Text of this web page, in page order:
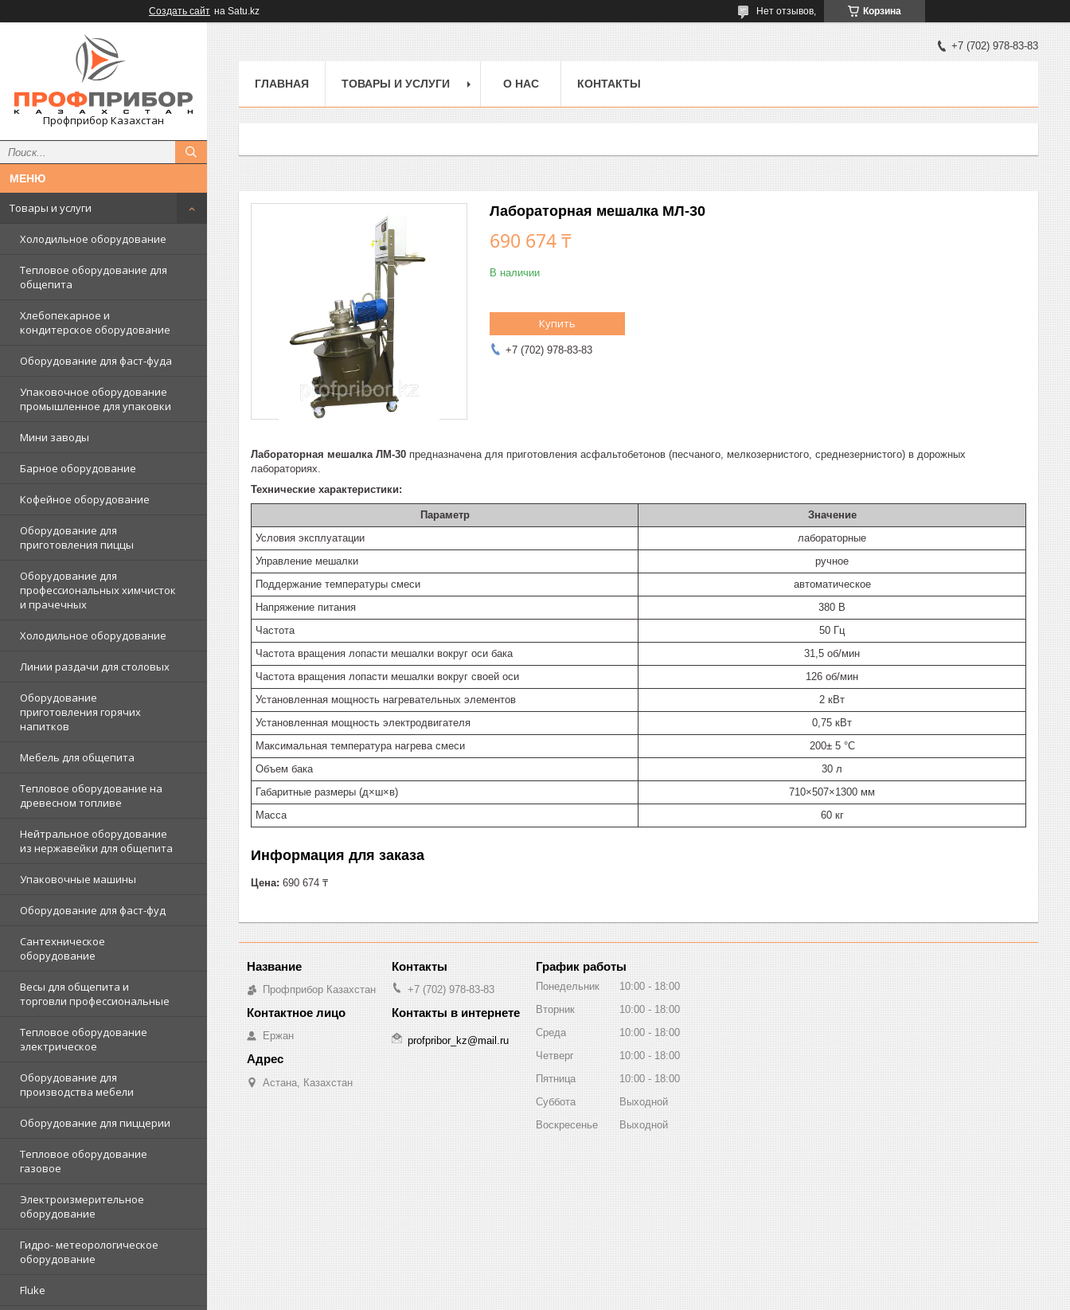
Создать сайт на Satu.kz Корзина
Нет отзывов,
Профприбор Казахстан
Товары и услуги
Холодильное оборудование
Тепловое оборудование для
общепита
Хлебопекарное и
кондитерское оборудование
Оборудование для фаст-фуда
Упаковочное оборудование
промышленное для упаковки
Мини заводы
Барное оборудование
Кофейное оборудование
Оборудование для
приготовления пиццы
Оборудование для
профессиональных химчисток
и прачечных
Холодильное оборудование
Линии раздачи для столовых
Оборудование
приготовления горячих
напитков
Мебель для общепита
Тепловое оборудование на
древесном топливе
Нейтральное оборудование
из нержавейки для общепита
Упаковочные машины
Оборудование для фаст-фуд
Сантехническое
оборудование
Весы для общепита и
торговли профессиональные
Тепловое оборудование
электрическое
Оборудование для
производства мебели
Оборудование для пиццерии
Тепловое оборудование
газовое
Электроизмерительное
оборудование
Гидро- метеорологическое
оборудование
Fluke
+7 (702) 978-83-83
ГЛАВНАЯ ТОВАРЫ И УСЛУГИ О НАС КОНТАКТЫ
Лабораторная мешалка МЛ-30
690 674 ₸
В наличии
Купить
+7 (702) 978-83-83
Лабораторная мешалка ЛМ-30 предназначена для приготовления асфальтобетонов (песчаного, мелкозернистого, среднезернистого) в дорожных
лабораториях.
Технические характеристики:
Параметр
Значение
Условия эксплуатации
лабораторные
Управление мешалки
ручное
Поддержание температуры смеси
автоматическое
Напряжение питания
380 В
Частота
50 Гц
Частота вращения лопасти мешалки вокруг оси бака
31,5 об/мин
Частота вращения лопасти мешалки вокруг своей оси
126 об/мин
Установленная мощность нагревательных элементов
2 кВт
Установленная мощность электродвигателя
0,75 кВт
Максимальная температура нагрева смеси
200± 5 °С
Объем бака
30 л
Габаритные размеры (д×ш×в)
710×507×1300 мм
Масса
60 кг
Информация для заказа
Цена: 690 674 ₸
Профприбор Казахстан
Ержан
Астана, Казахстан
+7 (702) 978-83-83
profpribor_kz@mail.ru
График работы
Понедельник 10:00
18:00
Вторник
10:00
18:00
Среда
10:00
18:00
Четверг
10:00
18:00
Пятница
10:00
18:00
Суббота
Выходной
Воскресенье
Выходной